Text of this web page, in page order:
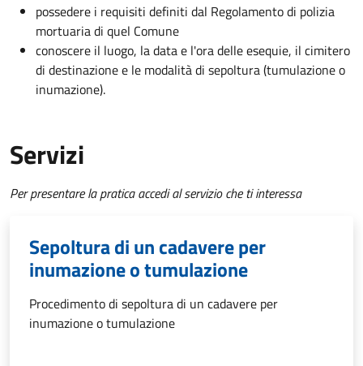
possedere i requisiti definiti dal Regolamento di polizia
mortuaria di quel Comune
conoscere il luogo, la data e l'ora delle esequie, il cimitero
di destinazione e le modalità di sepoltura (tumulazione o
inumazione).
Servizi
Per presentare la pratica accedi al servizio che ti interessa
Sepoltura di un cadavere per
inumazione o tumulazione
Procedimento di sepoltura di un cadavere per
inumazione o tumulazione